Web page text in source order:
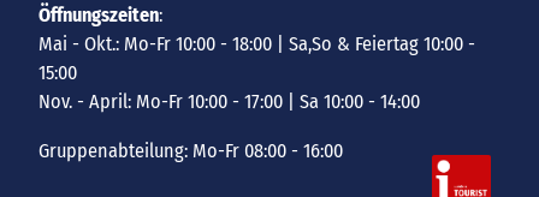
Öffnungszeiten:
Mai - Okt.: Mo-Fr 10:00 - 18:00 | Sa,So & Feiertag 10:00 -
15:00
Nov. - April: Mo-Fr 10:00 - 17:00 | Sa 10:00 - 14:00
Gruppenabteilung: Mo-Fr 08:00 - 16:00